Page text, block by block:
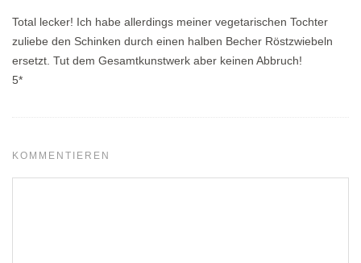
Total lecker! Ich habe allerdings meiner vegetarischen Tochter
zuliebe den Schinken durch einen halben Becher Röstzwiebeln
ersetzt. Tut dem Gesamtkunstwerk aber keinen Abbruch!
5*
KOMMENTIEREN